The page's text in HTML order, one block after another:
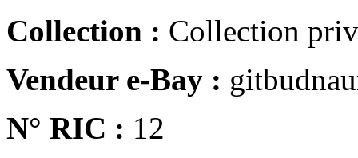
Collection : Collection
Vendeur e-Bay :
N° RIC : 12